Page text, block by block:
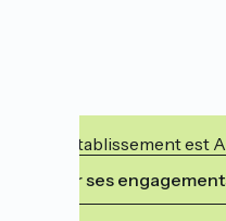
Cet établissement est
Voir ses